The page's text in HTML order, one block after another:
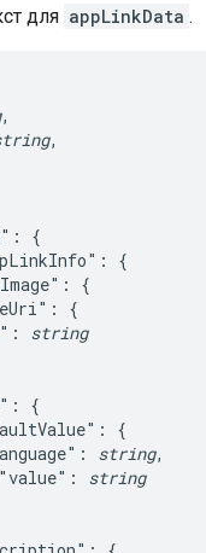
для appLinkData .
,
,
{
{
{
{
string
{
{
string,
string